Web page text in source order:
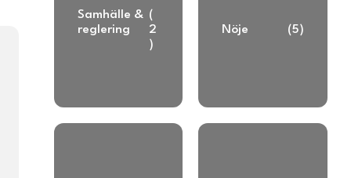
Samhälle &
reglering
(
2
)
Nöje (5)